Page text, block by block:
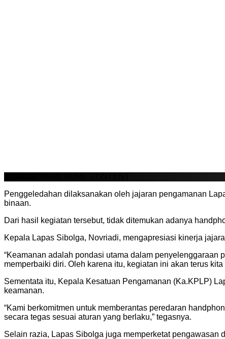
Penggeledahan dilaksanakan oleh jajaran pengamanan
binaan.
Dari hasil kegiatan tersebut, tidak ditemukan adanya
Kepala Lapas Sibolga, Novriadi, mengapresiasi kinerja
“Keamanan adalah pondasi utama dalam
memperbaiki diri. Oleh karena itu, kegiatan ini akan terus
Sementata itu, Kepala Kesatuan Pengamanan (Ka.KPLP)
keamanan.
“Kami berkomitmen untuk memberantas peredaran
secara tegas sesuai aturan yang berlaku,” tegasnya.
Selain razia, Lapas Sibolga juga memperketat pengawasan